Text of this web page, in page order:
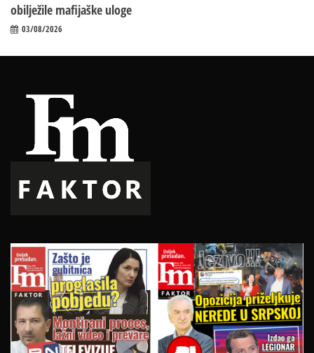
obilježile mafijaške uloge
03/08/2026